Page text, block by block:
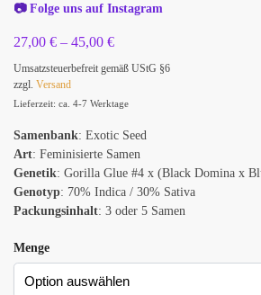
📷Folge uns auf Instagram
27,00 € – 45,00 €
Umsatzsteuerbefreit gemäß UStG §6
zzgl. Versand
Lieferzeit: ca. 4-7 Werktage
Samenbank: Exotic Seed
Art: Feminisierte Samen
Genetik: Gorilla Glue #4 x (Black Domina x
Genotyp: 70% Indica / 30% Sativa
Packungsinhalt: 3 oder 5 Samen
Menge